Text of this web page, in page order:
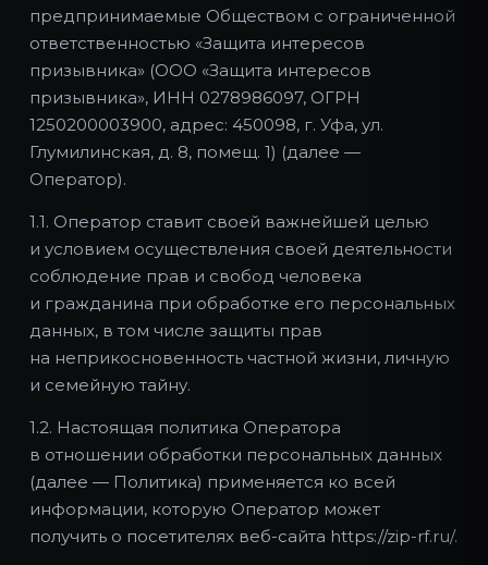
предпринимаемые Обществом с ограниченной
ответственностью «Защита интересов
призывника» (ООО «Защита интересов
призывника», ИНН 0278986097, ОГРН
1250200003900, адрес: 450098, г. Уфа, ул.
Глумилинская, д. 8, помещ. 1) (далее —
Оператор).
1.1. Оператор ставит своей важнейшей целью
и условием осуществления своей деятельности
соблюдение прав и свобод человека
и гражданина при обработке его персональных
данных, в том числе защиты прав
на неприкосновенность частной жизни, личную
и семейную тайну.
1.2. Настоящая политика Оператора
в отношении обработки персональных данных
(далее — Политика) применяется ко всей
информации, которую Оператор может
получить о посетителях веб-сайта https://zip-rf.ru/.